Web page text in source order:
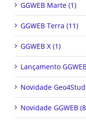
GGWEB Marte (1)
GGWEB Terra (11)
GGWEB X (1)
Lançamento
Novidade
Novidade GGWEB